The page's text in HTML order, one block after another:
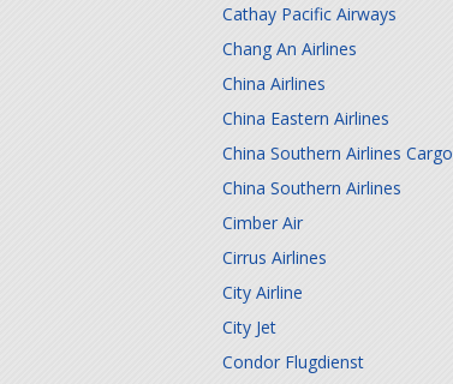
Cathay Pacific Airways
Chang An Airlines
China Airlines
China Eastern Airlines
China Southern Airlines Cargo
China Southern Airlines
Cimber Air
Cirrus Airlines
City Airline
City Jet
Condor Flugdienst